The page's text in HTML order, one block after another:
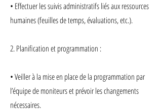
• Effectuer les suivis administratifs liés aux ressources
humaines (feuilles de temps, évaluations, etc.).
2. Planification et programmation :
• Veiller à la mise en place de la programmation par
l’équipe de moniteurs et prévoir les changements
nécessaires.